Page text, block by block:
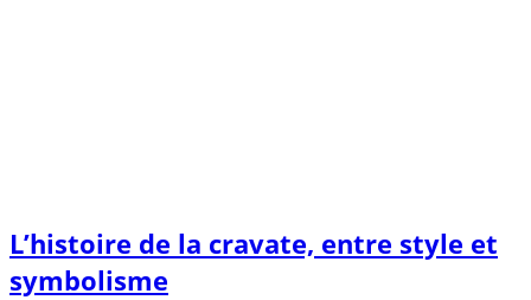
L’histoire de la cravate, entre style et
symbolisme